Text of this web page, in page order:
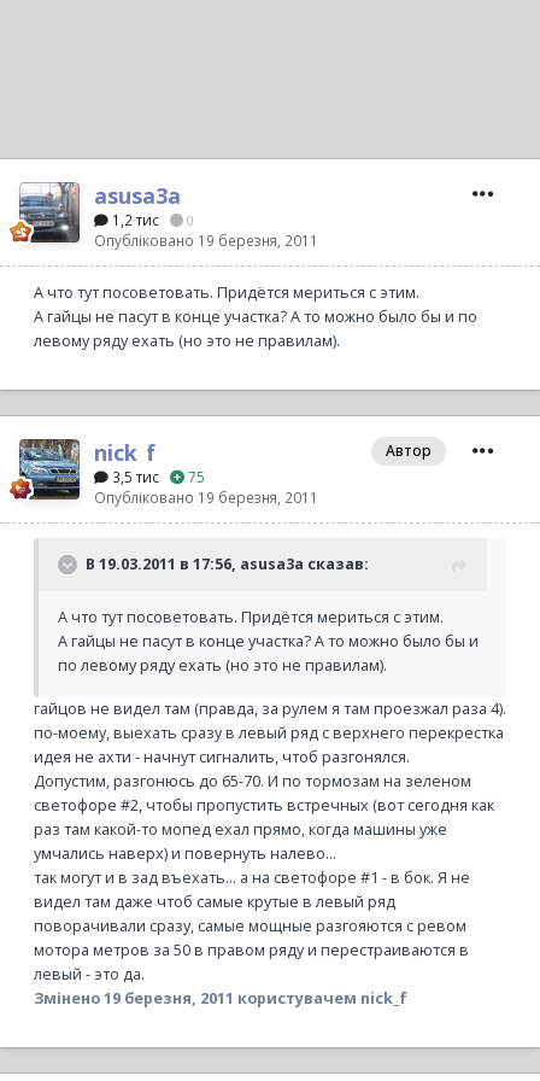
asusa3a
1,2 тис 0
Опубліковано 19 березня, 2011
А что тут посоветовать. Придётся мериться с этим.
А гайцы не пасут в конце участка? А то можно было бы и по
левому ряду ехать (но это не правилам).
nick_f
3,5 тис
75
Опубліковано 19 березня, 2011
Автор
В 19.03.2011 в 17:56, asusa3a сказав:
А что тут посоветовать. Придётся мериться с этим.
А гайцы не пасут в конце участка? А то можно было бы и
по левому ряду ехать (но это не правилам).
гайцов не видел там (правда, за рулем я там проезжал раза 4).
по-моему, выехать сразу в левый ряд с верхнего перекрестка
идея не ахти - начнут сигналить, чтоб разгонялся.
Допустим, разгонюсь до 65-70. И по тормозам на зеленом
светофоре #2, чтобы пропустить встречных (вот сегодня как
раз там какой-то мопед ехал прямо, когда машины уже
умчались наверх) и повернуть налево...
так могут и в зад въехать... а на светофоре #1 - в бок. Я не
видел там даже чтоб самые крутые в левый ряд
поворачивали сразу, самые мощные разгояются с ревом
мотора метров за 50 в правом ряду и перестраиваются в
левый - это да.
Змінено19 березня, 2011 користувачем nick_f